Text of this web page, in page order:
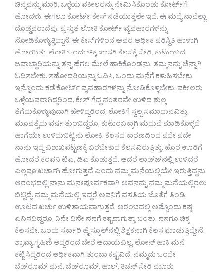
ಚಿನ್ನವನ್ನು ಮಾರಿ, ಒಳ್ಳೆಯ ವಕೀಲರನ್ನು ನೇಮಿಸಿಕೊಂಡು ಕೋರ್ಟ್‍ಗೆ
ಹೋದಳು. ಈಗಲೂ ಕೋರ್ಟ್ ಕೇಸ್ ನಡೆಯುತ್ತಲೇ ಇದೆ. ಈ ಮಧ್ಯೆ ನಾವೆಲ್ಲಾ
ದೊಡ್ಡವರಾದೆವು. ಪ್ರಸ್ತುತ ಲೋಕಿ ಕೋರ್ಟ್ ವ್ಯವಹಾರಗಳನ್ನು
ನೋಡಿಕೊಳ್ಳುತ್ತಿದ್ದಾನೆ. ಈ ಕೇಸ್‍ಗಳಿಂದ ಅವರ ಆರ್ಥಿಕ ಪರಿಸ್ಥಿತಿ ಹಾಳಾಗಿ
ಹೋಯಿತು. ಲೋಕಿ ಒಂದು ಚಿಕ್ಕ ಖಾಸಗಿ ಕೆಲಸಕ್ಕೆ ಸೇರಿ, ಕುಟುಂಬದ
ಜವಾಬ್ದಾರಿಯನ್ನು ತನ್ನ ಹೆಗಲ ಮೇಲೆ ಹಾಕಿಕೊಂಡನು. ತಮ್ಮನನ್ನು ಚೆನ್ನಾಗಿ
ಓದಿಸಬೇಕು. ಸಹೋದರಿಯನ್ನು ಓದಿಸಿ, ಒಂದು ಮನೆಗೆ ಕಳುಹಿಸಬೇಕು.
ಇನ್ನೊಂದು ಕಡೆ ಕೋರ್ಟ್ ವ್ಯವಹಾರಗಳನ್ನು ನೋಡಿಕೊಳ್ಳಬೇಕು. ವಕೀಲರು
ಒಳ್ಳೆಯವರಾಗಿದ್ದರಿಂದ, ಕೇಸ್ ಗೆದ್ದ ನಂತರವೇ ಉಳಿದ ಶುಲ್ಕ
ತೆಗೆದುಕೊಳ್ಳುವುದಾಗಿ ಹೇಳಿದ್ದರಿಂದ, ಲೋಕಿಗೆ ಸ್ವಲ್ಪ ಸಮಾಧಾನವಿತ್ತು.
ಮೂವತ್ತೈದು ವರ್ಷ ತುಂಬಿದ್ದರೂ, ಕುಟುಂಬಕ್ಕಾಗಿ ಮದುವೆ ಮಾಡಿಕೊಳ್ಳದೆ
ಹಾಗೆಯೇ ಉಳಿದುಬಿಟ್ಟನು ಲೋಕಿ. ಕೆಲಸದ ಕಾರಣದಿಂದ ಪದೇ ಪದೇ
ನಾನು ಇದ್ದ ವಿಶಾಖಪಟ್ಟಣಕ್ಕೆ ಬರಬೇಕಾದ ಕೆಲಸವಿರುತ್ತಿತ್ತು. ಹೊರ ಊರಿಗೆ
ಹೋದರೆ ಕಂಪನಿ ಟಿಎ, ಡಿಎ ಕೊಡುತ್ತದೆ. ಆದರೆ ಲಾಡ್ಜ್‍ನಲ್ಲಿ ಉಳಿದರೆ
ಎಲ್ಲವೂ ಖರ್ಚಾಗಿ ಹೋಗುತ್ತದೆ ಎಂದು ನಮ್ಮ ಮನೆಯಲ್ಲಿಯೇ ಇರುತ್ತಿದ್ದನು.
ಆರಂಭದಲ್ಲಿ ನಾನು ಮನಃಪೂರ್ವಕವಾಗಿ ಅವನನ್ನು ನಮ್ಮ ಮನೆಯಲ್ಲಿರಲು
ಬಿಟ್ಟಿದ್ದೆ. ನಮ್ಮ ಮನೆಯಲ್ಲಿ ಇದ್ದರೆ ಅವನಿಗೆ ವಸತಿಯ ಜೊತೆಗೆ ತಿಂಡಿ,
ಊಟದ ಖರ್ಚು ಉಳಿತಾಯವಾಗುತ್ತವೆ. ಆರಂಭದಲ್ಲಿ ಅಷ್ಟೊಂದು ಕಷ್ಟ
ಎನಿಸದಿದ್ದರೂ, ದಿನೇ ದಿನೇ ನನಗೆ ಕಷ್ಟವಾಗುತ್ತಾ ಬಂತು. ನನಗೂ ಚಿಕ್ಕ
ಕೆಲಸವೇ. ಒಂದು ಸರ್ಕಾರಿ ಹೈಸ್ಕೂಲ್‍ನಲ್ಲಿ ಶಿಕ್ಷಕನಾಗಿ ಕೆಲಸ ಮಾಡುತ್ತಿದ್ದೇನೆ.
ಶ್ರಾವ್ಯಾ ಗೃಹಿಣಿ ಆದ್ದರಿಂದ ಬೇರೆ ಆದಾಯವಿಲ್ಲ. ಲೋನ್ ಹಾಕಿ ಮನೆ
ಕಟ್ಟಿಸಿದ್ದರಿಂದ ಆರ್ಥಿಕವಾಗಿ ತುಂಬಾ ಕಷ್ಟವಿದೆ. ನಮ್ಮದು ಒಂದೇ
ಬೆಡ್‍ರೂಮ್ ಮನೆ. ಬೆಡ್‍ರೂಮ್, ಹಾಲ್, ಕಿಚನ್ ಸೇರಿ ಮೂರು